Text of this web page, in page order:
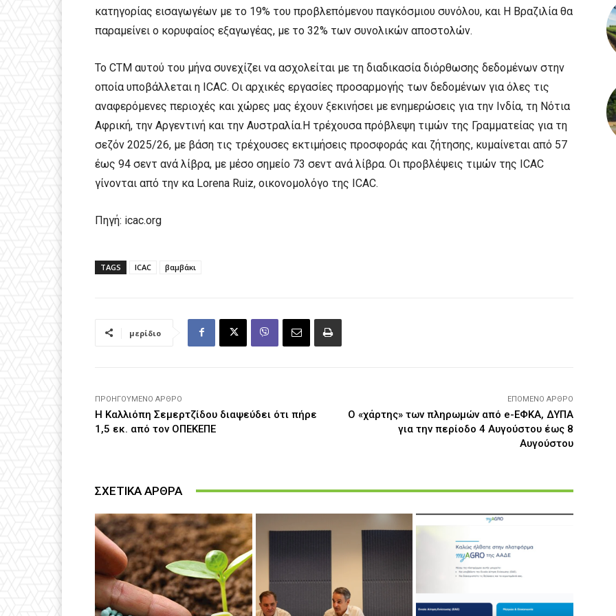
κατηγορίας εισαγωγέων με το 19% του προβλεπόμενου παγκόσμιου συνόλου, και Η Βραζιλία θα
παραμείνει ο κορυφαίος εξαγωγέας, με το 32% των συνολικών αποστολών.
Το CTM αυτού του μήνα συνεχίζει να ασχολείται με τη διαδικασία διόρθωσης δεδομένων στην
οποία υποβάλλεται η ICAC. Οι αρχικές εργασίες προσαρμογής των δεδομένων για όλες τις
αναφερόμενες περιοχές και χώρες μας έχουν ξεκινήσει με ενημερώσεις για την Ινδία, τη Νότια
Αφρική, την Αργεντινή και την Αυστραλία.Η τρέχουσα πρόβλεψη τιμών της Γραμματείας για τη
σεζόν 2025/26, με βάση τις τρέχουσες εκτιμήσεις προσφοράς και ζήτησης, κυμαίνεται από 57
έως 94 σεντ ανά λίβρα, με μέσο σημείο 73 σεντ ανά λίβρα. Οι προβλέψεις τιμών της ICAC
γίνονται από την κα Lorena Ruiz, οικονομολόγο της ICAC.
Πηγή: icac.org
TAGS ICAC βαμβάκι
μερίδιο
ΠΡΟΗΓΟΎΜΕΝΟ ΆΡΘΡΟ
Η Καλλιόπη Σεμερτζίδου διαψεύδει ότι πήρε
1,5 εκ. από τον ΟΠΕΚΕΠΕ
ΕΠΌΜΕΝΟ ΆΡΘΡΟ
Ο «χάρτης» των πληρωμών από e-ΕΦΚΑ, ΔΥΠΑ
για την περίοδο 4 Αυγούστου έως 8
Αυγούστου
ΣΧΕΤΙΚΑ ΑΡΘΡΑ